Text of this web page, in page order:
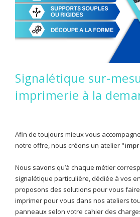
Signalétique sur-
imprimerie à la
Afin de toujours mieux vous
notre offre, nous créons un atelier
Nous savons qu’à chaque métier
signalétique particulière, dédiée à vos
proposons des solutions pour vous
imprimer pour vous dans nos ateliers
panneaux selon votre cahier des